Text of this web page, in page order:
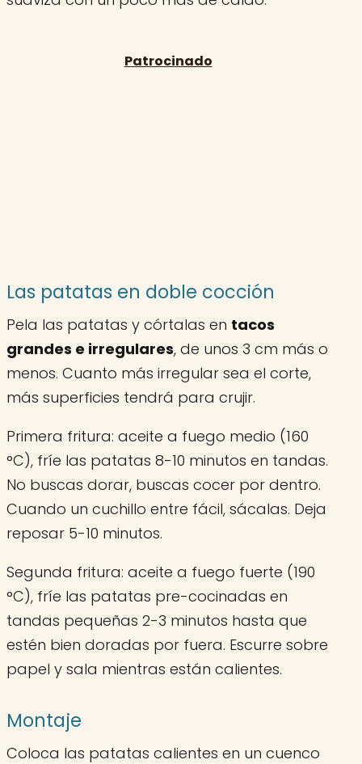
Las patatas en doble cocción
Pela las patatas y córtalas en tacos
grandes e irregulares, de unos 3 cm más o
menos. Cuanto más irregular sea el corte,
más superficies tendrá para crujir.
Primera fritura: aceite a fuego medio (160
°C), fríe las patatas 8-10 minutos en tandas.
No buscas dorar, buscas cocer por dentro.
Cuando un cuchillo entre fácil, sácalas. Deja
reposar 5-10 minutos.
Segunda fritura: aceite a fuego fuerte (190
°C), fríe las patatas pre-cocinadas en
tandas pequeñas 2-3 minutos hasta que
estén bien doradas por fuera. Escurre sobre
papel y sala mientras están calientes.
Montaje
Coloca las patatas calientes en un cuenco